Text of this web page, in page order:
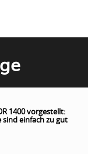
1400 vorgestellt:
sind einfach zu gut